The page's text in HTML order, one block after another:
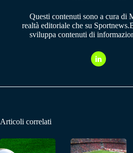
Questi contenuti sono a cura di
realtà editoriale che su
sviluppa contenuti di
Articoli correlati